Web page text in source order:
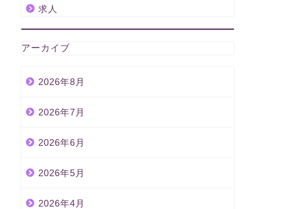
求人
アーカイブ
2026年8月
2026年7月
2026年6月
2026年5月
2026年4月